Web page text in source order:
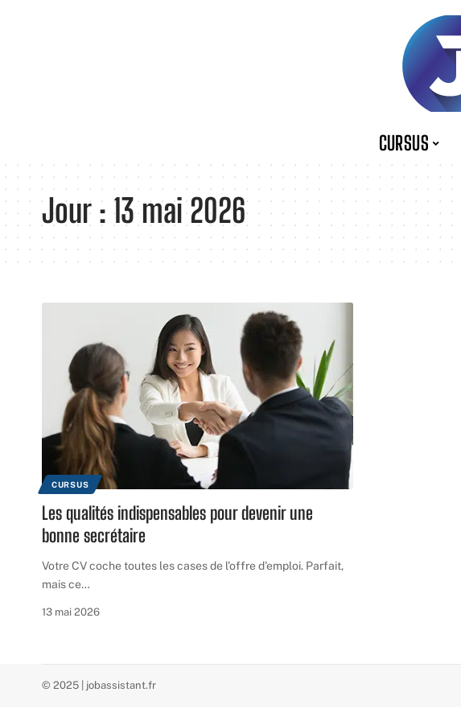
CURSUS
Jour : 13 mai 2026
CURSUS
Les qualités indispensables pour devenir une
bonne secrétaire
Votre CV coche toutes les cases de l'offre d'emploi. Parfait,
mais ce…
13 mai 2026
© 2025 | jobassistant.fr